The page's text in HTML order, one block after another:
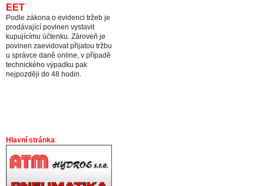
EET
Podle zákona o evidenci tržeb je
prodávající povinen vystavit
kupujícímu účtenku. Zároveň je
povinen zaevidovat přijatou tržbu
u správce daně online, v případě
technického výpadku pak
nejpozději do 48 hodin.
Hlavní stránka: